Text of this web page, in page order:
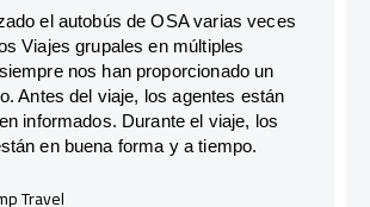
el autobús de OSA varias veces
Viajes grupales en múltiples
nos han proporcionado un
Antes del viaje, los agentes están
informados. Durante el viaje, los
en buena forma y a tiempo.
Travel